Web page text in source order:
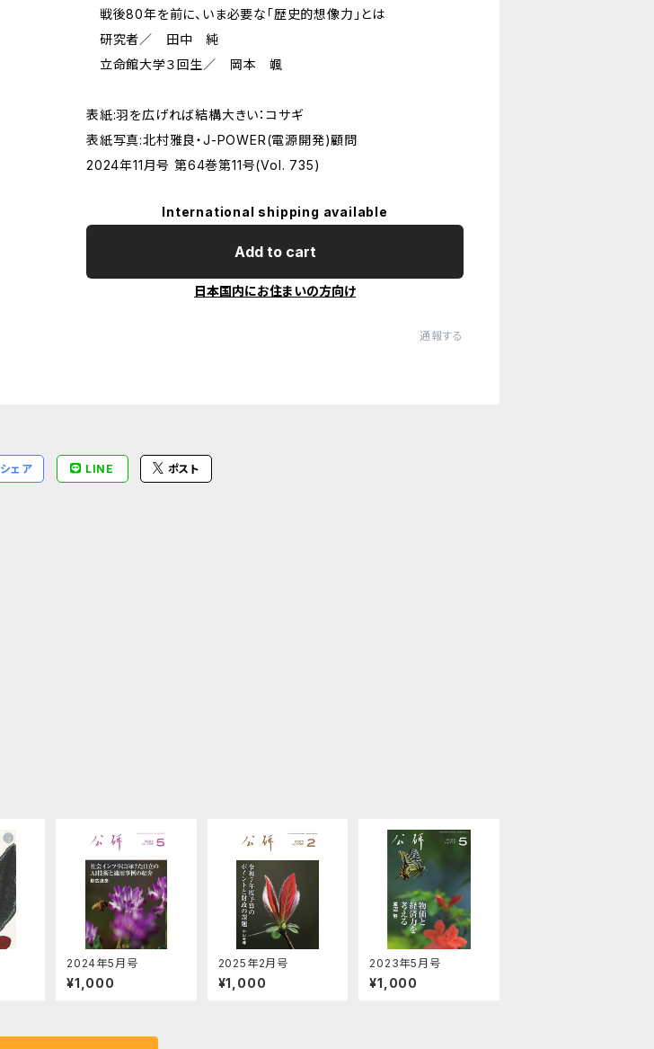
戦後80年を前に、いま必要な「歴史的想像力」とは
研究者／ 田中 純
立命館大学３回生／ 岡本 颯
表紙:羽を広げれば結構大きい：コサギ
表紙写真:北村雅良・J-POWER(電源開発)顧問
2024年11月号 第64巻第11号(Vol. 735)
International shipping available
Add to cart
日本国内にお住まいの方向け
通報する
シェア LINE ポスト
2024年5月号
¥1,000
2025年2月号
¥1,000
2023年5月号
¥1,000